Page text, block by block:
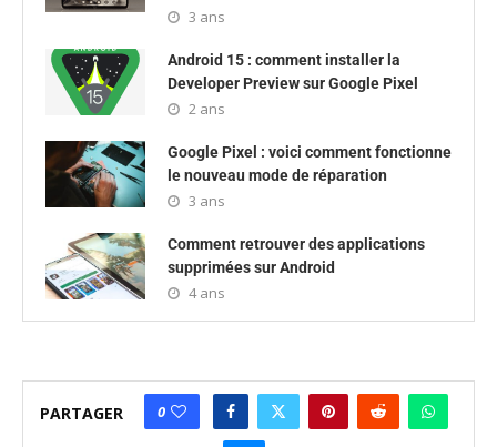
3 ans
Android 15 : comment installer la
Developer Preview sur Google Pixel
2 ans
Google Pixel : voici comment fonctionne
le nouveau mode de réparation
3 ans
Comment retrouver des applications
supprimées sur Android
4 ans
PARTAGER 0